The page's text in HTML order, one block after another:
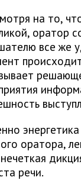
на то,
оратор
все же
оратора,
речи.